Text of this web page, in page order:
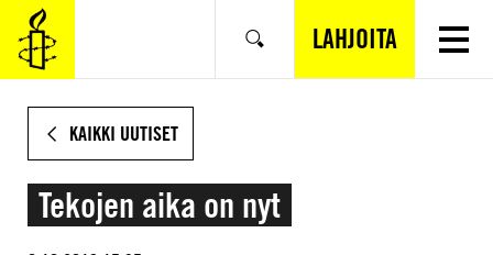
SIIRRY
VARSINAISEEN
SISÄLTÖÖN
Hae LAHJOITA
KAIKKI UUTISET
Tekojen aika on nyt